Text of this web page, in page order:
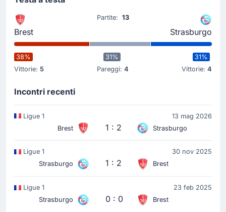
Brest
Partite: 13
Strasburgo
38%
Vittorie: 5
31%
Pareggi:4
31%
Vittorie: 4
Incontri recenti
Ligue 1
13 mag 2026
Brest
1 : 2 Strasburgo
Ligue 1
30 nov 2025
Strasburgo
1 : 2 Brest
Ligue 1
23 feb 2025
Strasburgo
0 : 0 Brest